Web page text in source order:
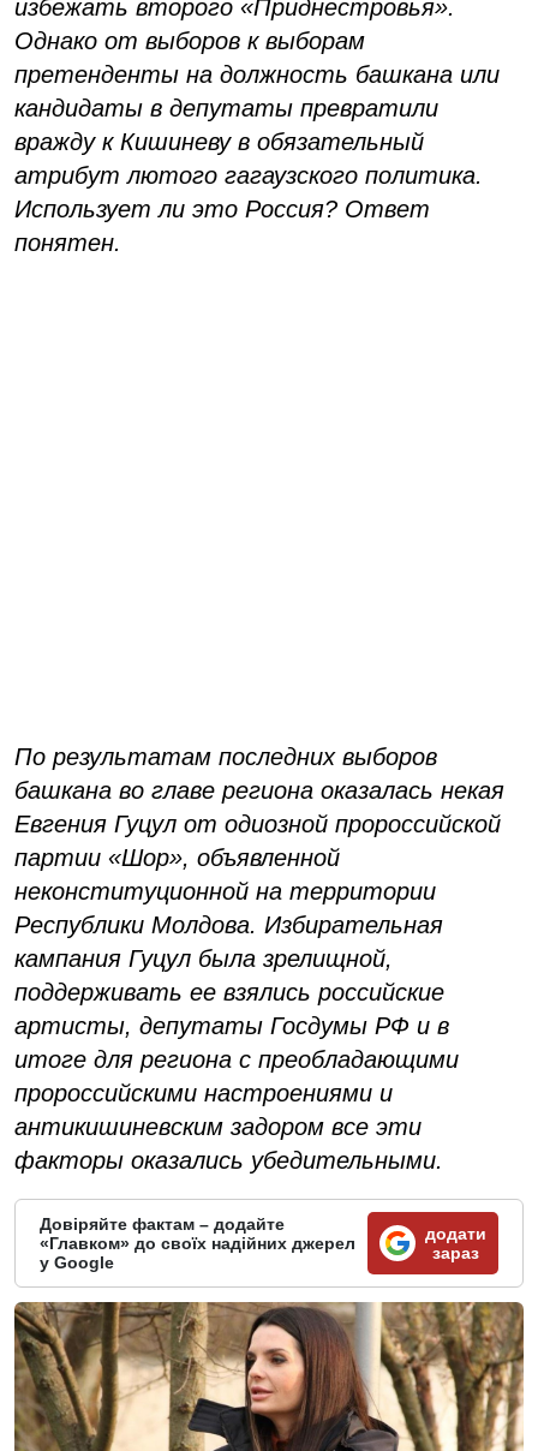
избежать второго «Приднестровья».
Однако от выборов к выборам
претенденты на должность башкана или
кандидаты в депутаты превратили
вражду к Кишиневу в обязательный
атрибут лютого гагаузского политика.
Использует ли это Россия? Ответ
понятен.
По результатам последних выборов
башкана во главе региона оказалась некая
Евгения Гуцул от одиозной пророссийской
партии «Шор», объявленной
неконституционной на территории
Республики Молдова. Избирательная
кампания Гуцул была зрелищной,
поддерживать ее взялись российские
артисты, депутаты Госдумы РФ и в
итоге для региона с преобладающими
пророссийскими настроениями и
антикишиневским задором все эти
факторы оказались убедительными.
Довіряйте фактам – додайте
«Главком» до своїх надійних джерел
у Google
додати
зараз